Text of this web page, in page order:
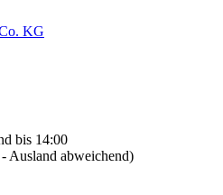
KG
Ausland abweichend)